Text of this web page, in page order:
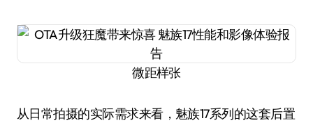
微距样张
从日常拍摄的实际需求来看，魅族17系列的这套后置